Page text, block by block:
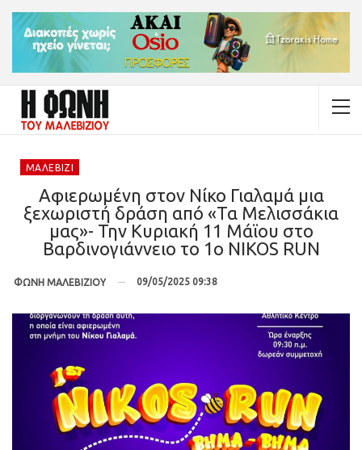
ΜΑΛΕΒΊΖΙ
Αφιερωμένη στον Νίκο Γιαλαμά μια
ξεχωριστή δράση από «Τα Μελισσάκια
μας»- Την Κυριακή 11 Μάϊου στο
Βαρδινογιάννειο το 1ο NIKOS RUN
ΦΩΝΗ ΜΑΛΕΒΙΖΙΟΥ 09/05/2025 09:38